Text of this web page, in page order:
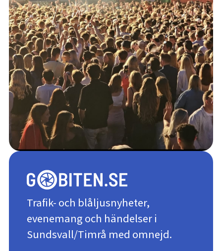
Trafik- och blåljusnyheter,
evenemang och händelser i
Sundsvall/Timrå med omnejd.